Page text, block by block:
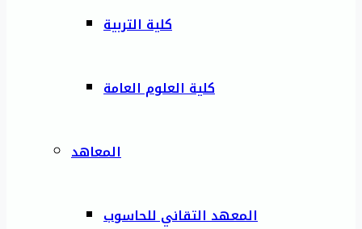
كلية التربية
كلية العلوم العامة
المعاهد
المعهد التقاني للحاسوب